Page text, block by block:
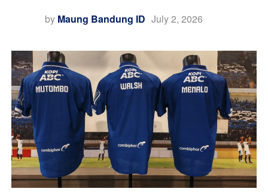
by Maung Bandung ID July 2, 2026